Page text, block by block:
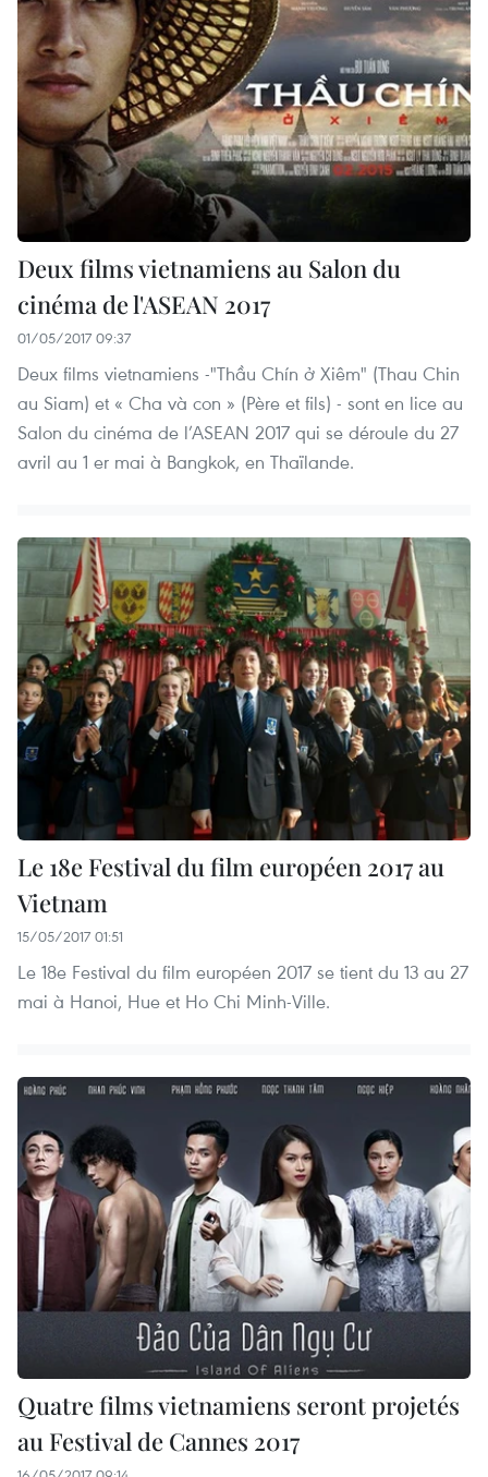
Deux films vietnamiens au Salon du
cinéma de l'ASEAN 2017
01/05/2017 09:37
Deux films vietnamiens -"Thầu Chín ở Xiêm" (Thau Chin
au Siam) et « Cha và con » (Père et fils) - ​sont en lice ​au
Salon du cinéma​ de l’ASEAN 2017 qui se déroule du 27
avril au 1 er mai à Bangkok, en Thaïlande.
Le 18e Festival du film européen 2017 au
Vietnam
15/05/2017 01:51
Le 18e Festival du film européen 2017 se tient du 13 au 27
mai à Hanoi, Hue et Ho Chi Minh-Ville.
Quatre films vietnamiens seront projetés
au Festival de Cannes 2017